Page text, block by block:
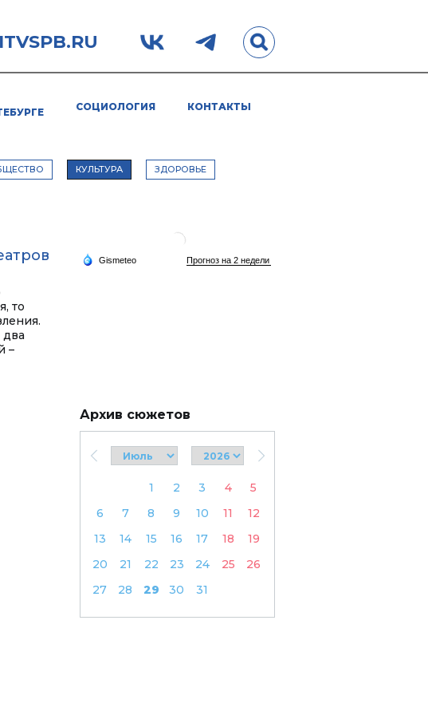
СОЦИОЛОГИЯ КОНТАКТЫ
КУЛЬТУРА ЗДОРОВЬЕ
то
два
–
Архив сюжетов
1 2 3 4
5
6
7 8 9 10 11
12
13
14 15 16 17 18
19
20
21 22 23 24 25
26
27
28 29 30 31